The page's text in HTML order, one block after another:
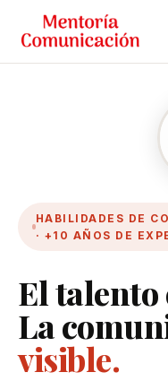
HABILIDADES DE
· +10 AÑOS DE
El talento
La
visible.